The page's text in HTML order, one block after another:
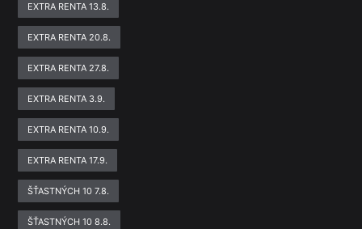
EXTRA RENTA 13.8.
EXTRA RENTA 20.8.
EXTRA RENTA 27.8.
EXTRA RENTA 3.9.
EXTRA RENTA 10.9.
EXTRA RENTA 17.9.
ŠŤASTNÝCH 10 7.8.
ŠŤASTNÝCH 10 8.8.